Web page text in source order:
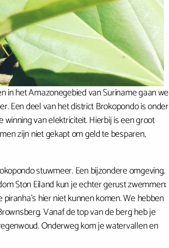
in het Amazonegebied van Suriname gaan we
Een deel van het district Brokopondo is onder
van elektriciteit. Hierbij is een groot
zijn niet gekapt om geld te besparen,
stuwmeer. Een bijzondere omgeving.
Ston Eiland kun je echter gerust zwemmen:
hier niet kunnen komen. We hebben
Vanaf de top van de berg heb je
Onderweg kom je watervallen en